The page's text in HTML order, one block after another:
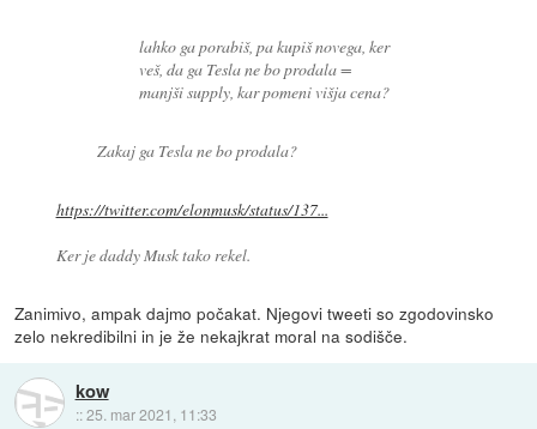
lahko ga porabiš, pa kupiš novega, ker
veš, da ga Tesla ne bo prodala =
manjši supply, kar pomeni višja cena?
Zakaj ga Tesla ne bo prodala?
https://twitter.com/elonmusk/status/137...
Ker je daddy Musk tako rekel.
Zanimivo, ampak dajmo počakat. Njegovi tweeti so zgodovinsko
zelo nekredibilni in je že nekajkrat moral na sodišče.
kow
::25. mar 2021, 11:33